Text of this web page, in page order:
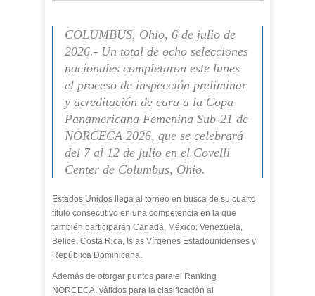
COLUMBUS, Ohio, 6 de julio de
2026.- Un total de ocho selecciones
nacionales completaron este lunes
el proceso de inspección preliminar
y acreditación de cara a la Copa
Panamericana Femenina Sub-21 de
NORCECA 2026, que se celebrará
del 7 al 12 de julio en el Covelli
Center de Columbus, Ohio.
Estados Unidos llega al torneo en busca de su cuarto
título consecutivo en una competencia en la que
también participarán Canadá, México, Venezuela,
Belice, Costa Rica, Islas Vírgenes Estadounidenses y
República Dominicana.
Además de otorgar puntos para el Ranking
NORCECA, válidos para la clasificación al